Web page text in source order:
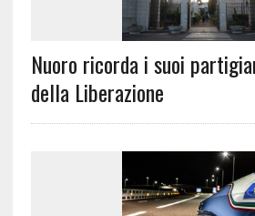
Nuoro ricorda i suoi
della Liberazione